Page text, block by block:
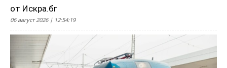
от Искра.бг
06 август 2026 | 12:54:19